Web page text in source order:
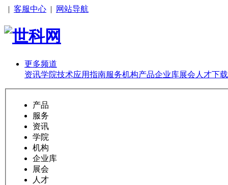
| 客服中心 | 网站导航
更多频道
资讯学院技术应用指南服务机构产品企业库展会 人才下载
产品
服务
资讯
学院
机构
企业库
展会
人才